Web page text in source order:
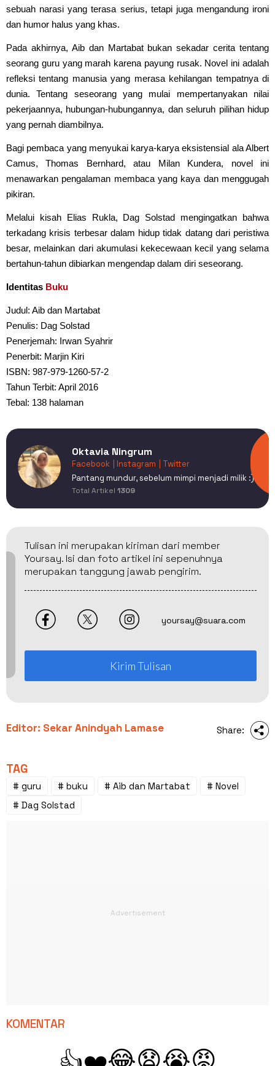
sebuah narasi yang terasa serius, tetapi juga mengandung ironi
dan humor halus yang khas.
Pada akhirnya, Aib dan Martabat bukan sekadar cerita tentang
seorang guru yang marah karena payung rusak. Novel ini adalah
refleksi tentang manusia yang merasa kehilangan tempatnya di
dunia. Tentang seseorang yang mulai mempertanyakan nilai
pekerjaannya, hubungan-hubungannya, dan seluruh pilihan hidup
yang pernah diambilnya.
Bagi pembaca yang menyukai karya-karya eksistensial ala Albert
Camus, Thomas Bernhard, atau Milan Kundera, novel ini
menawarkan pengalaman membaca yang kaya dan menggugah
pikiran.
Melalui kisah Elias Rukla, Dag Solstad mengingatkan bahwa
terkadang krisis terbesar dalam hidup tidak datang dari peristiwa
besar, melainkan dari akumulasi kekecewaan kecil yang selama
bertahun-tahun dibiarkan mengendap dalam diri seseorang.
Identitas Buku
Judul: Aib dan Martabat
Penulis: Dag Solstad
Penerjemah: Irwan Syahrir
Penerbit: Marjin Kiri
ISBN: 987-979-1260-57-2
Tahun Terbit: April 2016
Tebal: 138 halaman
Oktavia Ningrum
Facebook | Instagram
| Twitter
Pantang mundur, sebelum mimpi menjadi milik :)
Total Artikel 1309
Tulisan ini merupakan kiriman dari member
Yoursay. Isi dan foto artikel ini sepenuhnya
merupakan tanggung jawab pengirim.
yoursay@suara.com
Kirim Tulisan
Editor: Sekar Anindyah Lamase Share:
TAG
# guru # buku # Aib dan Martabat
# Novel
# Dag Solstad
KOMENTAR